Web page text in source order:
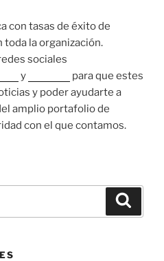
con tasas de éxito de
toda la organización.
sociales
y
para que estes
y poder ayudarte a
amplio portafolio de
con el que contamos.